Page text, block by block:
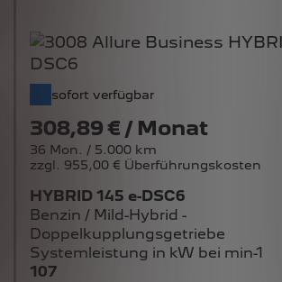
sofort verfügbar
308,89 € / Monat
36 Mon. / 5.000 km
zzgl. 955,00 € Überführungskosten
HYBRID 145 e-DSC6
Benzin / Mild-Hybrid -
Doppelkupplungsgetriebe
Systemleistung in kW bei min-1
107